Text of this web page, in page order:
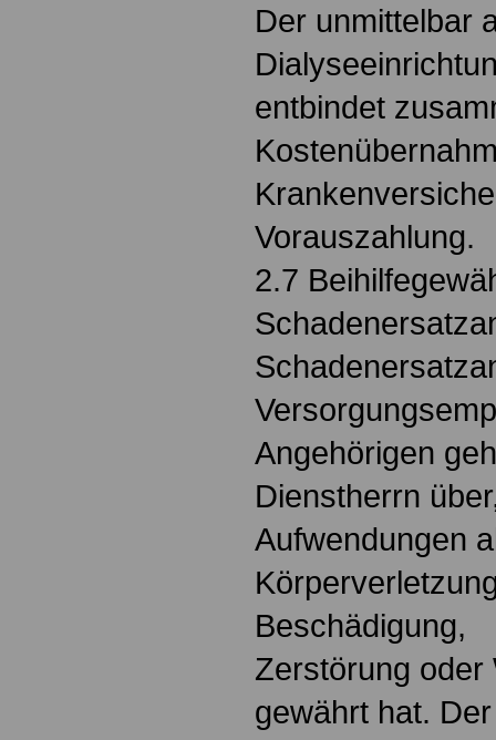
Der unmittelbar
entbindet
Vorauszahlung.
2.7
Angehörigen
Dienstherrn
Aufwendungen
Beschädigung,
Zerstörung oder
gewährt hat.